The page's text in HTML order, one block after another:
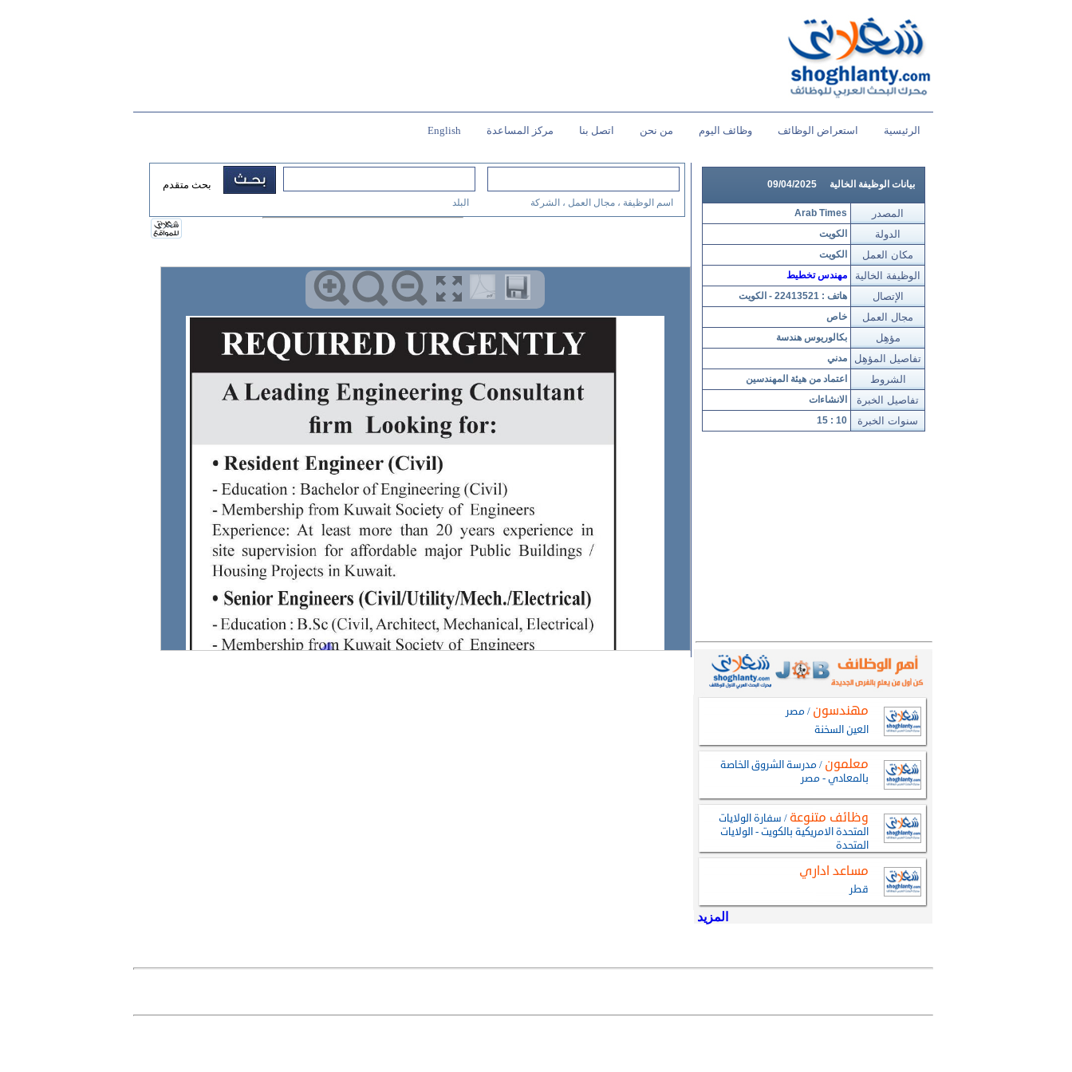
الرئيسية استعراض الوظائف وظائف اليوم من نحن اتصل بنا مركز المساعدة English
بيانات الوظيفة الخالية 09/04/2025
Arab Times المصدر
الكويت الدولة
الكويت مكان العمل
مهندس تخطيط الوظيفة الخالية
هاتف : 22413521 - الكويت الإتصال
خاص مجال العمل
بكالوريوس هندسة مؤهِل
مدني تفاصيل المؤهِل
اعتماد من هيئة المهندسين الشروط
الانشاءات تفاصيل الخبرة
10 : 15 سنوات الخبرة
اسم الوظيفة ، مجال العمل ، الشركة البلد
بحث متقدم